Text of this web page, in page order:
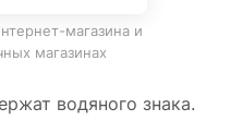
магазина и
магазинах
водяного знака.